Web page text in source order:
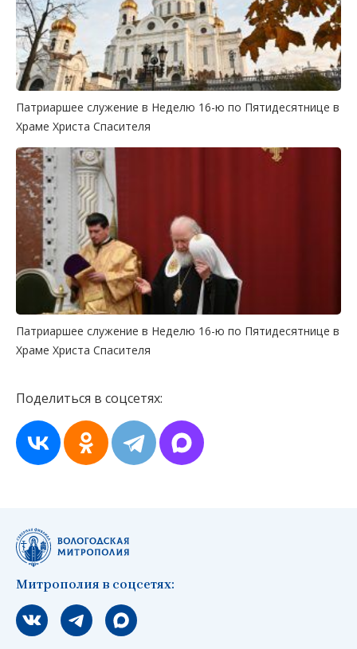
Патриаршее служение в Неделю 16-ю по Пятидесятнице в
Храме Христа Спасителя
Патриаршее служение в Неделю 16-ю по Пятидесятнице в
Храме Христа Спасителя
Поделиться в соцсетях:
Митрополия в соцсетях:
Мы вконтакте
Мы в telegram
Мы в Макс